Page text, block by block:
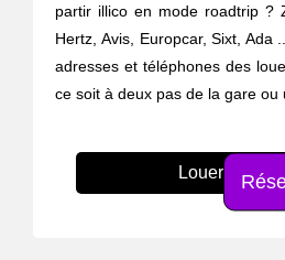
partir illico en mode roadtrip ?
Hertz, Avis, Europcar, Sixt, Ada
adresses et téléphones des
ce soit à deux pas de la gare ou
Louer une